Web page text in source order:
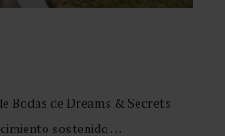
Bodas de Dreams & Secrets
sostenido …